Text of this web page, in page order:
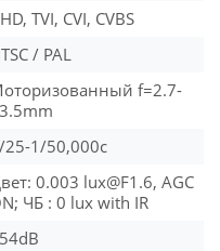
TVI, CVI, CVBS
/ PAL
f=2.7-
25-1/50,000с
0.003 lux@F1.6, AGC
ЧБ : 0 lux with IR